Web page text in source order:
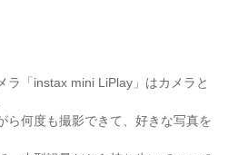
ラ「instax mini LiPlay」はカメラと
ら何度も撮影できて、好きな写真を